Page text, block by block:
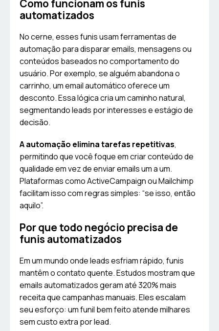
Como funcionam os funis
automatizados
No cerne, esses funis usam ferramentas de
automação para disparar emails, mensagens ou
conteúdos baseados no comportamento do
usuário. Por exemplo, se alguém abandona o
carrinho, um email automático oferece um
desconto. Essa lógica cria um caminho natural,
segmentando leads por interesses e estágio de
decisão.
A automação elimina tarefas repetitivas,
permitindo que você foque em criar conteúdo de
qualidade em vez de enviar emails um a um.
Plataformas como ActiveCampaign ou Mailchimp
facilitam isso com regras simples: “se isso, então
aquilo”.
Por que todo negócio precisa de
funis automatizados
Em um mundo onde leads esfriam rápido, funis
mantêm o contato quente. Estudos mostram que
emails automatizados geram até 320% mais
receita que campanhas manuais. Eles escalam
seu esforço: um funil bem feito atende milhares
sem custo extra por lead.